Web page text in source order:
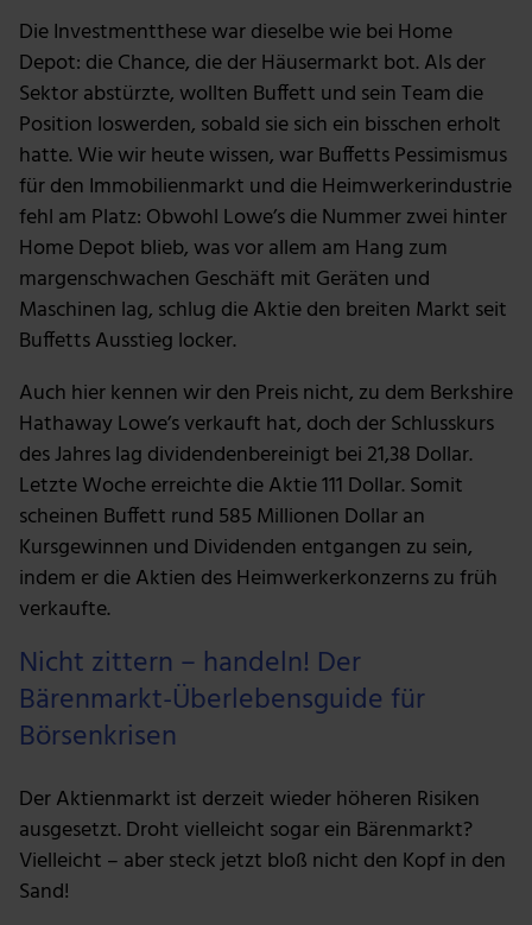
Die Investmentthese war dieselbe wie bei Home
Depot: die Chance, die der Häusermarkt bot. Als der
Sektor abstürzte, wollten Buffett und sein Team die
Position loswerden, sobald sie sich ein bisschen erholt
hatte. Wie wir heute wissen, war Buffetts Pessimismus
für den Immobilienmarkt und die Heimwerkerindustrie
fehl am Platz: Obwohl Lowe’s die Nummer zwei hinter
Home Depot blieb, was vor allem am Hang zum
margenschwachen Geschäft mit Geräten und
Maschinen lag, schlug die Aktie den breiten Markt seit
Buffetts Ausstieg locker.
Auch hier kennen wir den Preis nicht, zu dem Berkshire
Hathaway Lowe’s verkauft hat, doch der Schlusskurs
des Jahres lag dividendenbereinigt bei 21,38 Dollar.
Letzte Woche erreichte die Aktie 111 Dollar. Somit
scheinen Buffett rund 585 Millionen Dollar an
Kursgewinnen und Dividenden entgangen zu sein,
indem er die Aktien des Heimwerkerkonzerns zu früh
verkaufte.
Nicht zittern – handeln! Der
Bärenmarkt-Überlebensguide für
Börsenkrisen
Der Aktienmarkt ist derzeit wieder höheren Risiken
ausgesetzt. Droht vielleicht sogar ein Bärenmarkt?
Vielleicht – aber steck jetzt bloß nicht den Kopf in den
Sand!